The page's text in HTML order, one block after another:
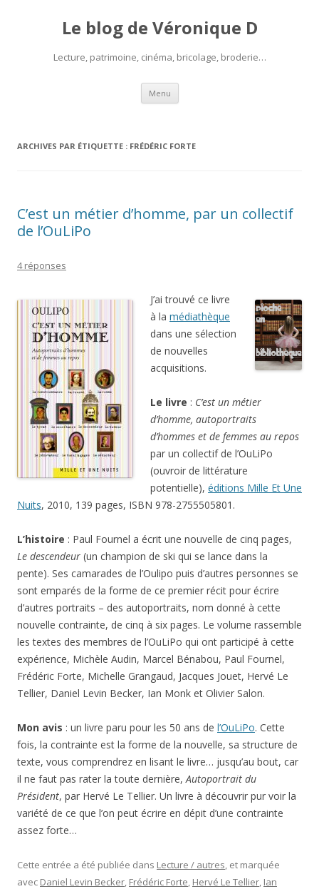
Le blog de Véronique D
Lecture, patrimoine, cinéma, bricolage, broderie…
Menu Aller
contenu
ARCHIVES PAR ÉTIQUETTE : FRÉDÉRIC FORTE
C’est un métier d’homme, par un collectif
de l’OuLiPo
4 réponses
J’ai trouvé ce livre
à la médiathèque
dans une sélection
de nouvelles
acquisitions.
Le livre : C’est un métier
d’homme, autoportraits
d’hommes et de femmes au repos
par un collectif de l’OuLiPo
(ouvroir de littérature
potentielle), éditions Mille Et Une
Nuits, 2010, 139 pages, ISBN 978-2755505801.
L’histoire : Paul Fournel a écrit une nouvelle de cinq pages,
Le descendeur (un champion de ski qui se lance dans la
pente). Ses camarades de l’Oulipo puis d’autres personnes se
sont emparés de la forme de ce premier récit pour écrire
d’autres portraits – des autoportraits, nom donné à cette
nouvelle contrainte, de cinq à six pages. Le volume rassemble
les textes des membres de l’OuLiPo qui ont participé à cette
expérience, Michèle Audin, Marcel Bénabou, Paul Fournel,
Frédéric Forte, Michelle Grangaud, Jacques Jouet, Hervé Le
Tellier, Daniel Levin Becker, Ian Monk et Olivier Salon.
Mon avis : un livre paru pour les 50 ans de l’OuLiPo. Cette
fois, la contrainte est la forme de la nouvelle, sa structure de
texte, vous comprendrez en lisant le livre… jusqu’au bout, car
il ne faut pas rater la toute dernière,Autoportrait du
Président, par Hervé Le Tellier. Un livre à découvrir pur voir la
variété de ce que l’on peut écrire en dépit d’une contrainte
assez forte…
Cette entrée a été publiée dans Lecture / autres, et marquée
avec Daniel Levin Becker, Frédéric Forte, Hervé Le Tellier, Ian